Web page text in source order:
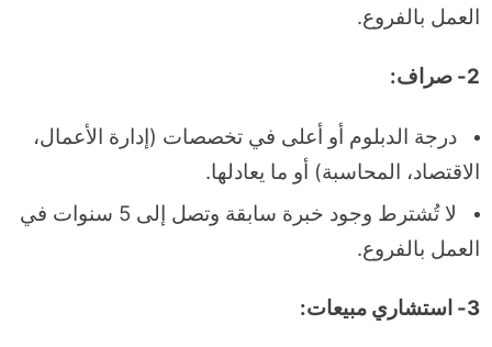
العمل بالفروع.
2- صراف:
درجة الدبلوم أو أعلى في تخصصات (إدارة الأعمال،
الاقتصاد، المحاسبة) أو ما يعادلها.
لا تُشترط وجود خبرة سابقة وتصل إلى 5 سنوات في
العمل بالفروع.
3- استشاري مبيعات: